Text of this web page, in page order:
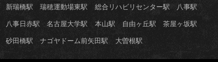
新瑞橋駅 瑞穂運動場東駅 総合リハビリセンター駅 八事駅
八事日赤駅 名古屋大学駅 本山駅 自由ヶ丘駅 茶屋ヶ坂駅
砂田橋駅 ナゴヤドーム前矢田駅 大曽根駅